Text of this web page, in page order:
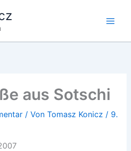
aus Sotschi
/ Von Tomasz Konicz / 9.